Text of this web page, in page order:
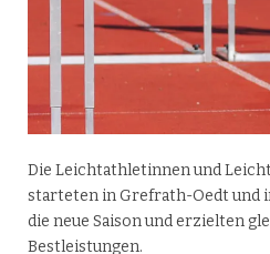
Die Leichtathletinnen und
starteten in Grefrath-Oedt und
die neue Saison und erzielten
Bestleistungen.